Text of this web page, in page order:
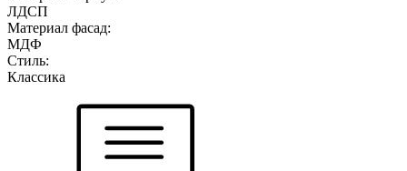
ЛДСП
Материал фасад:
МДФ
Стиль:
Классика